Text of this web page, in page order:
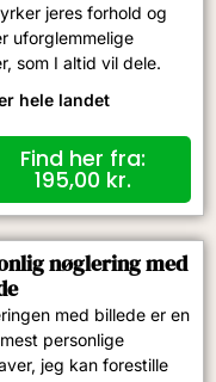
jeres forhold og
uforglemmelige
som I altid vil dele.
hele landet
Find her fra:
195,00 kr.
nøglering med
med billede er en
personlige
jeg kan forestille